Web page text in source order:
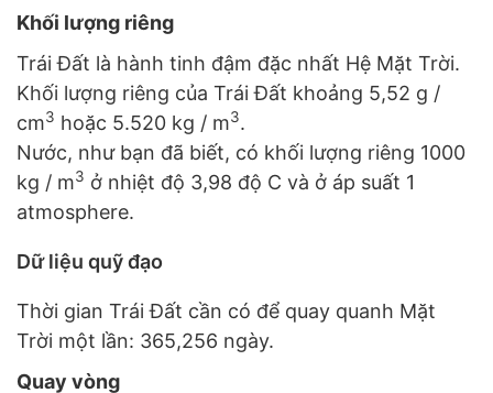
Khối lượng riêng
Trái Đất là hành tinh đậm đặc nhất Hệ Mặt Trời.
Khối lượng riêng của Trái Đất khoảng 5,52 g /
cm3 hoặc 5.520 kg / m3.
Nước, như bạn đã biết, có khối lượng riêng 1000
kg / m3 ở nhiệt độ 3,98 độ C và ở áp suất 1
atmosphere.
Dữ liệu quỹ đạo
Thời gian Trái Đất cần có để quay quanh Mặt
Trời một lần: 365,256 ngày.
Quay vòng